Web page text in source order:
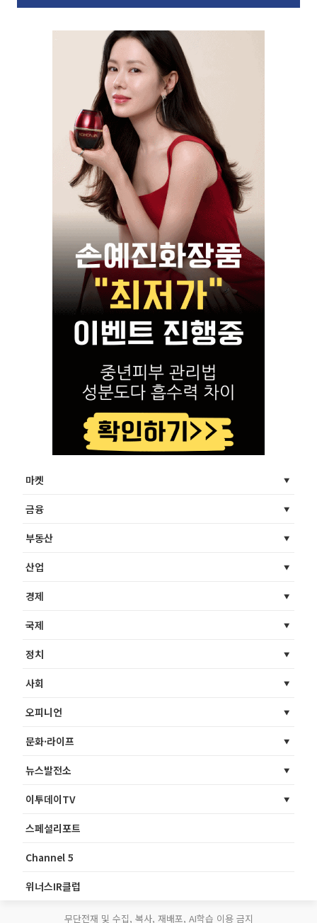
마켓
금융
부동산
산업
경제
국제
정치
사회
오피니언
문화·라이프
뉴스발전소
이투데이TV
스페셜리포트
Channel 5
위너스IR클럽
무단전재 및 수집, 복사, 재배포, AI학습 이용 금지